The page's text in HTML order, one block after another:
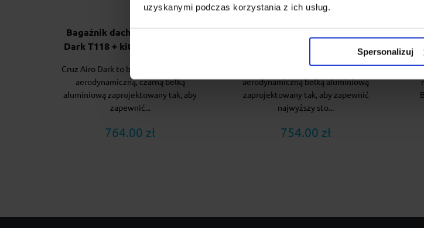
uzyskanymi podczas korzystania z ich usług.
Spersonalizuj
Bagażnik dachowy Cruz Airo
Dark T118 + kity Cruz 935-909
Cruz Airo Dark to bagażnik dachowy z
aerodynamiczną, czarną belką
aluminiową zaprojektowany tak, aby
zapewnić...
764.00 zł
Bagażnik dachowy Cruz Airo
T118 + kity Cruz 935-909
Cruz Airo to bagażnik dachowy z
aerodynamiczną belką aluminiową
zaprojektowany tak, aby zapewnić
najwyższy sto...
754.00 zł